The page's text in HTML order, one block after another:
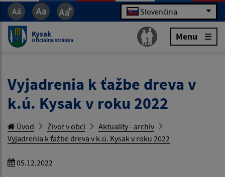
Slovenčina
Kysak
Oficiálna stránka Menu
Vyjadrenia k ťažbe dreva v
k.ú. Kysak v roku 2022
Úvod Život v obci
Aktuality - archív
Vyjadrenia k ťažbe dreva v k.ú. Kysak v roku 2022
05.12.2022